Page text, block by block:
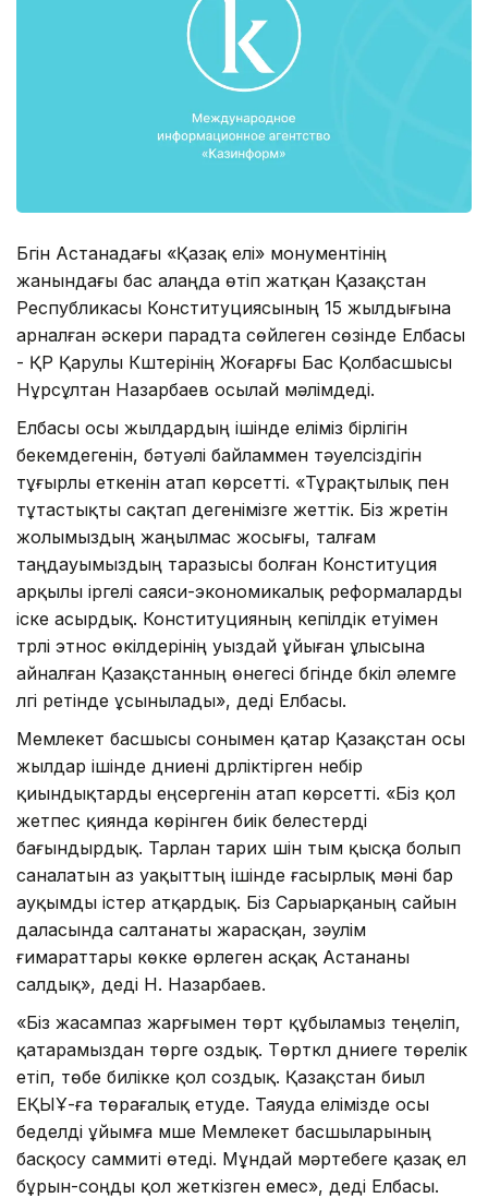
Бүгін Астанадағы «Қазақ елі» монументінің
жанындағы бас алаңда өтіп жатқан Қазақстан
Республикасы Конституциясының 15 жылдығына
арналған әскери парадта сөйлеген сөзінде Елбасы
- ҚР Қарулы Күштерінің Жоғарғы Бас Қолбасшысы
Нұрсұлтан Назарбаев осылай мәлімдеді.
Елбасы осы жылдардың ішінде еліміз бірлігін
бекемдегенін, бәтуәлі байламмен тәуелсіздігін
тұғырлы еткенін атап көрсетті. «Тұрақтылық пен
тұтастықты сақтап дегенімізге жеттік. Біз жүретін
жолымыздың жаңылмас жосығы, талғам
таңдауымыздың таразысы болған Конституция
арқылы іргелі саяси-экономикалық реформаларды
іске асырдық. Конституцияның кепілдік етуімен
түрлі этнос өкілдерінің уыздай ұйыған ұлысына
айналған Қазақстанның өнегесі бүгінде бүкіл әлемге
үлгі ретінде ұсынылады», деді Елбасы.
Мемлекет басшысы сонымен қатар Қазақстан осы
жылдар ішінде дүниені дүрліктірген небір
қиындықтарды еңсергенін атап көрсетті. «Біз қол
жетпес қиянда көрінген биік белестерді
бағындырдық. Тарлан тарих үшін тым қысқа болып
саналатын аз уақыттың ішінде ғасырлық мәні бар
ауқымды істер атқардық. Біз Сарыарқаның сайын
даласында салтанаты жарасқан, зәулім
ғимараттары көкке өрлеген асқақ Астананы
салдық», деді Н. Назарбаев.
«Біз жасампаз жарғымен төрт құбыламыз теңеліп,
қатарамыздан төрге оздық. Төрткүл дүниеге төрелік
етіп, төбе билікке қол создық. Қазақстан биыл
ЕҚЫҰ-ға төрағалық етуде. Таяуда елімізде осы
беделді ұйымға мүше Мемлекет басшыларының
басқосу саммиті өтеді. Мұндай мәртебеге қазақ ел
бұрын-соңды қол жеткізген емес», деді Елбасы.